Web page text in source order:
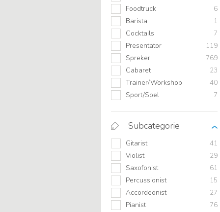
Foodtruck
6
Barista
1
Cocktails
7
Presentator
119
Spreker
769
Cabaret
23
Trainer/Workshop
40
Sport/Spel
7
Subcategorie
Gitarist
41
Violist
29
Saxofonist
61
Percussionist
15
Accordeonist
27
Pianist
76